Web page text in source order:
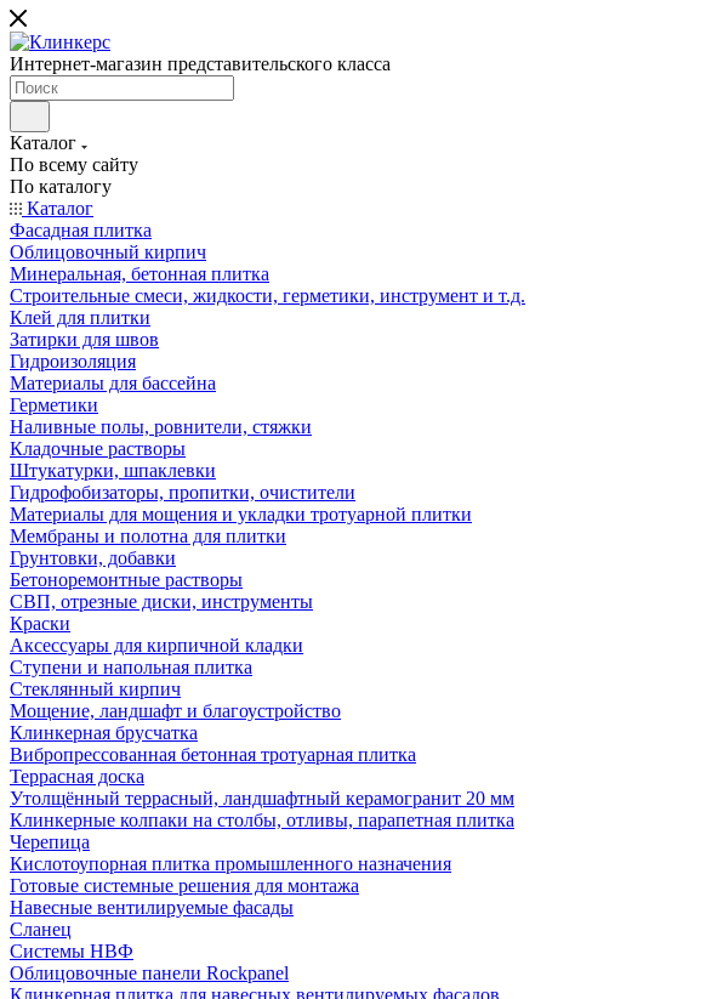
Интернет-магазин представительского класса
Каталог
По всему сайту
По каталогу
Каталог
Фасадная плитка
Облицовочный кирпич
Минеральная, бетонная плитка
Строительные смеси, жидкости, герметики, инструмент и т.д.
Клей для плитки
Затирки для швов
Гидроизоляция
Материалы для бассейна
Герметики
Наливные полы, ровнители, стяжки
Кладочные растворы
Штукатурки, шпаклевки
Гидрофобизаторы, пропитки, очистители
Материалы для мощения и укладки тротуарной плитки
Мембраны и полотна для плитки
Грунтовки, добавки
Бетоноремонтные растворы
СВП, отрезные диски, инструменты
Краски
Аксессуары для кирпичной кладки
Ступени и напольная плитка
Cтеклянный кирпич
Мощение, ландшафт и благоустройство
Клинкерная брусчатка
Вибропрессованная бетонная тротуарная плитка
Террасная доска
Утолщённый террасный, ландшафтный керамогранит 20 мм
Клинкерные колпаки на столбы, отливы, парапетная плитка
Черепица
Кислотоупорная плитка промышленного назначения
Готовые системные решения для монтажа
Навесные вентилируемые фасады
Сланец
Системы НВФ
Облицовочные панели Rockpanel
Клинкерная плитка для навесных вентилируемых фасадов